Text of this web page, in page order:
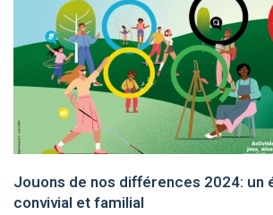
Jouons de nos différences 2024: un
convivial et familial